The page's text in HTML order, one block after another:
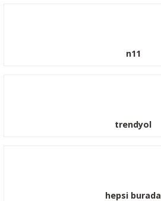
n11
trendyol
hepsi burada